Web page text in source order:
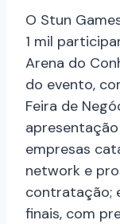
O Stun
1 mil
Arena do
do evento,
Feira de
empresas
network e
contratação;
finais, com